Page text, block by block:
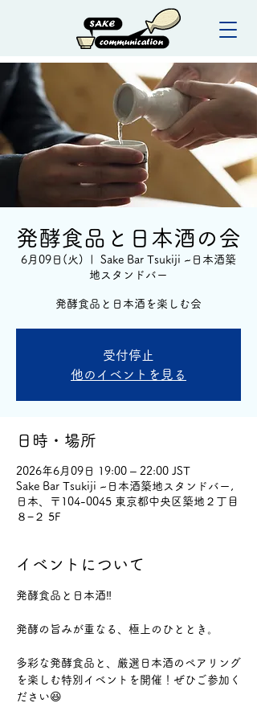
発酵食品と日本酒の会
6月09日(火)
Sake Bar Tsukiji ~日本酒築
地スタンドバー
発酵食品と日本酒を楽しむ会
受付停止
他のイベントを見る
日時・場所
2026年6月09日 19:00 – 22:00 JST
Sake Bar Tsukiji ~日本酒築地スタンドバー,
日本、〒104-0045 東京都中央区築地２丁目
８−２ 5F
イベントについて
発酵食品と日本酒‼️
発酵の旨みが重なる、極上のひととき。
多彩な発酵食品と、厳選日本酒のペアリング
を楽しむ特別イベントを開催！ぜひご参加く
ださい😆